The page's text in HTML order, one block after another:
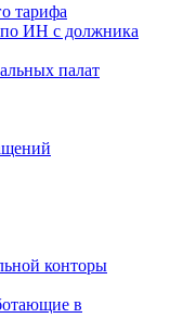
тарифа
ИН с должника
палат
конторы
в